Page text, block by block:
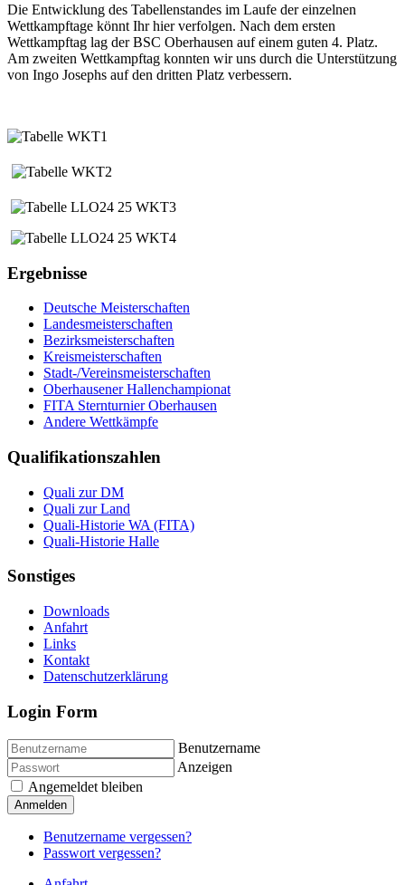
Die Entwicklung des Tabellenstandes im Laufe der einzelnen
Wettkampftage könnt Ihr hier verfolgen. Nach dem ersten
Wettkampftag lag der BSC Oberhausen auf einem guten 4. Platz.
Am zweiten Wettkampftag konnten wir uns durch die Unterstützung
von Ingo Josephs auf den dritten Platz verbessern.
Ergebnisse
Deutsche Meisterschaften
Landesmeisterschaften
Bezirksmeisterschaften
Kreismeisterschaften
Stadt-/Vereinsmeisterschaften
Oberhausener Hallenchampionat
FITA Sternturnier Oberhausen
Andere Wettkämpfe
Qualifikationszahlen
Quali zur DM
Quali zur Land
Quali-Historie WA (FITA)
Quali-Historie Halle
Sonstiges
Downloads
Anfahrt
Links
Kontakt
Datenschutzerklärung
Login Form
Benutzername
Anzeigen
Angemeldet bleiben
Anmelden
Benutzername vergessen?
Passwort vergessen?